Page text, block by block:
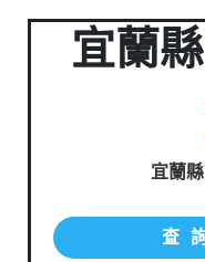
宜蘭
宜蘭
查